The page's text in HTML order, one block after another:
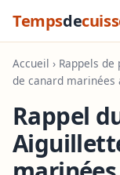
Tempsde
Accueil › Rappels de
de canard marinées
Rappel